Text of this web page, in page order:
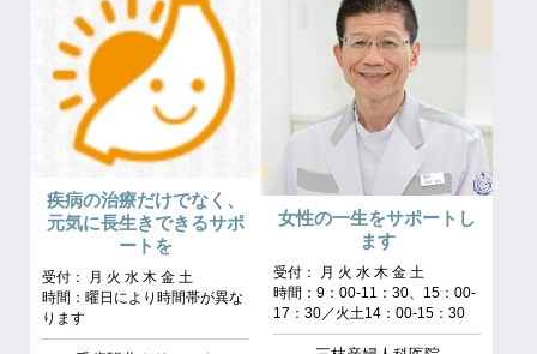
疾病の治療だけでなく、
元気に長生きできるサポ
ートを
受付： 月 火 水 木 金 土
時間：曜日により時間帯が異な
ります
女性の一生をサポートし
ます
受付： 月 火 水 木 金 土
時間：9：00‐11：30、15：00‐
17：30／火土14：00‐15：30